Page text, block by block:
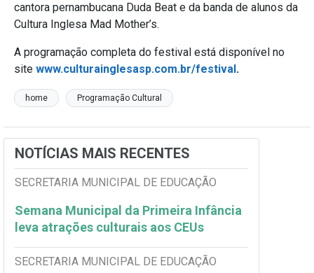
cantora pernambucana Duda Beat e da banda de alunos da
Cultura Inglesa Mad Mother’s.
A programação completa do festival está disponível no
site www.culturainglesasp.com.br/festival.
home Programação Cultural
NOTÍCIAS MAIS RECENTES
SECRETARIA MUNICIPAL DE EDUCAÇÃO
Semana Municipal da Primeira Infância
leva atrações culturais aos CEUs
SECRETARIA MUNICIPAL DE EDUCAÇÃO